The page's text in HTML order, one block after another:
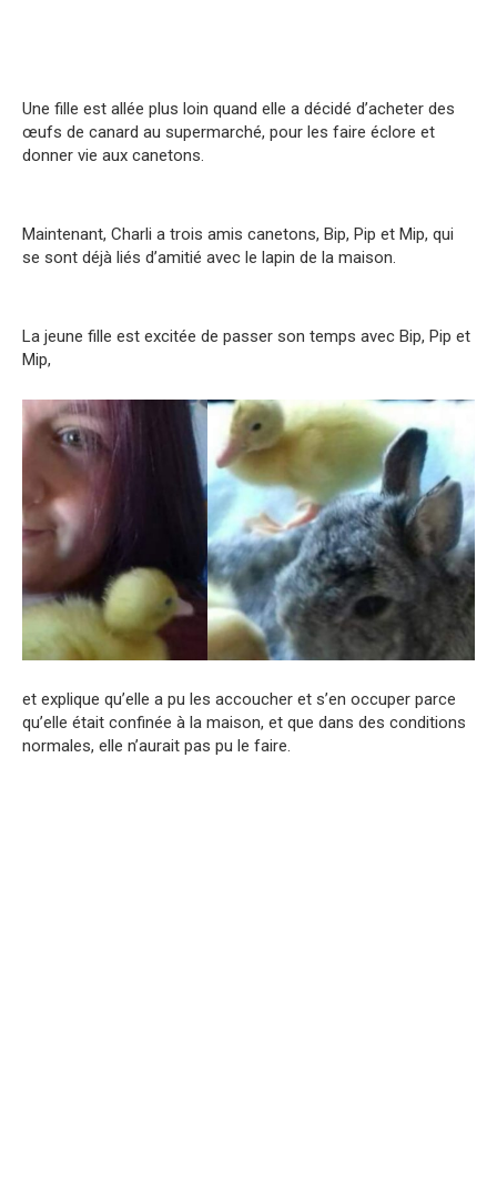
Une fille est allée plus loin quand elle a décidé d’acheter des
œufs de canard au supermarché, pour les faire éclore et
donner vie aux canetons.
Maintenant, Charli a trois amis canetons, Bip, Pip et Mip, qui
se sont déjà liés d’amitié avec le lapin de la maison.
La jeune fille est excitée de passer son temps avec Bip, Pip et
Mip,
et explique qu’elle a pu les accoucher et s’en occuper parce
qu’elle était confinée à la maison, et que dans des conditions
normales, elle n’aurait pas pu le faire.